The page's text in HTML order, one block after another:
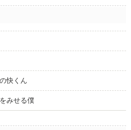
快くん
みせる僕